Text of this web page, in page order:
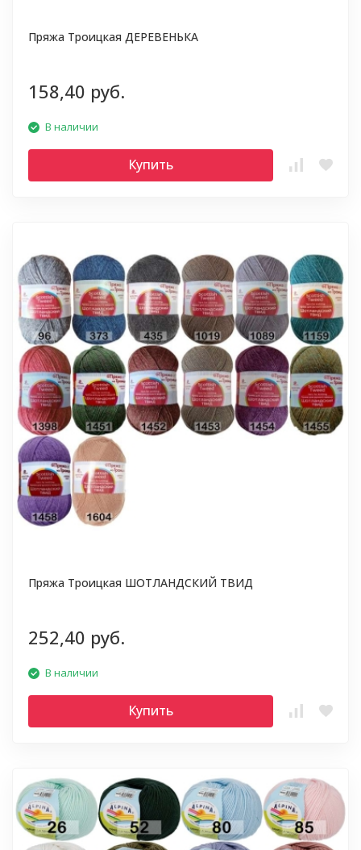
Пряжа Троицкая ДЕРЕВЕНЬКА
158,40 руб.
В наличии
Купить
Пряжа Троицкая ШОТЛАНДСКИЙ ТВИД
252,40 руб.
В наличии
Купить